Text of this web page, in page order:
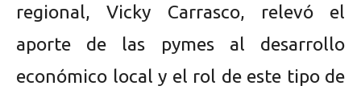
regional, Vicky Carrasco, relevó el
aporte de las pymes al desarrollo
económico local y el rol de este tipo de